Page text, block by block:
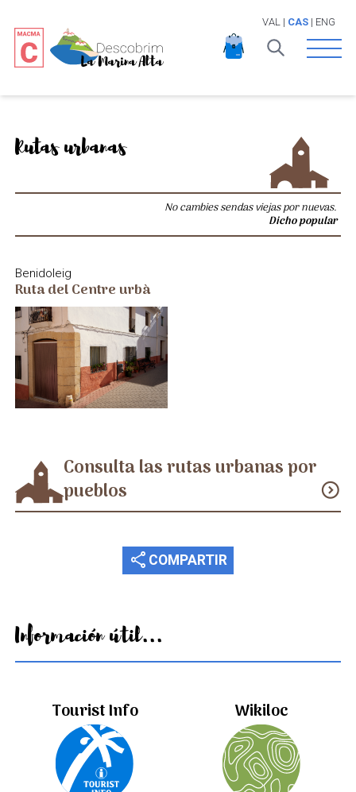
VAL | CAS| ENG
Open
Rutas urbanas
No cambies sendas viejas por nuevas.
Dicho popular
Benidoleig
Ruta del Centre urbà
Consulta las rutas urbanas por
pueblos
expand_circle_down
share COMPARTIR
Información útil...
Tourist Info Wikiloc